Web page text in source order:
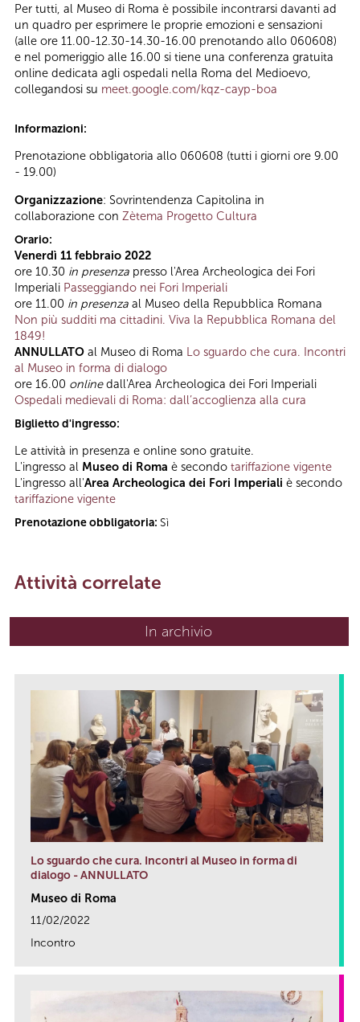
Per tutti, al Museo di Roma è possibile incontrarsi davanti ad
un quadro per esprimere le proprie emozioni e sensazioni
(alle ore 11.00-12.30-14.30-16.00 prenotando allo 060608)
e nel pomeriggio alle 16.00 si tiene una conferenza gratuita
online dedicata agli ospedali nella Roma del Medioevo,
collegandosi su meet.google.com/kqz-cayp-boa
Informazioni:
Prenotazione obbligatoria allo 060608 (tutti i giorni ore 9.00
- 19.00)
Organizzazione: Sovrintendenza Capitolina in
collaborazione con Zètema Progetto Cultura
Orario:
Venerdì 11 febbraio 2022
ore 10.30 in presenza presso l'Area Archeologica dei Fori
Imperiali Passeggiando nei Fori Imperiali
ore 11.00 in presenza al Museo della Repubblica Romana
Non più sudditi ma cittadini. Viva la Repubblica Romana del
1849!
ANNULLATO al Museo di Roma Lo sguardo che cura. Incontri
al Museo in forma di dialogo
ore 16.00 onlinedall'Area Archeologica dei Fori Imperiali
Ospedali medievali di Roma: dall’accoglienza alla cura
Biglietto d'ingresso:
Le attività in presenza e online sono gratuite.
L'ingresso al Museo di Roma è secondo tariffazione vigente
L'ingresso all'Area Archeologica dei Fori Imperiali è secondo
tariffazione vigente
Prenotazione obbligatoria: Sì
Attività correlate
In archivio
Lo sguardo che cura. Incontri al Museo in forma di
dialogo - ANNULLATO
Museo di Roma
11/02/2022
Incontro